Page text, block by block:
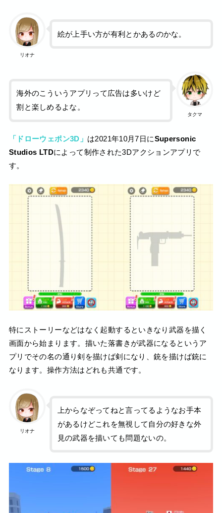
リオナ
絵が上手い方が有利とかあるのかな。
タクマ
海外のこういうアプリって広告は多いけど
割と楽しめるよな。
「ドローウェポン3D」 は2021年10月7日にSupersonic
Studios LTDによって制作された3Dアクションアプリで
す。
特にストーリーなどはなく起動するといきなり武器を描く
画面から始まります。描いた落書きが武器になるというア
プリでその名の通り剣を描けば剣になり、銃を描けば銃に
なります。操作方法はどれも共通です。
リオナ
上からなぞってねと言ってるようなお手本
があるけどこれを無視して自分の好きな外
見の武器を描いても問題ないの。